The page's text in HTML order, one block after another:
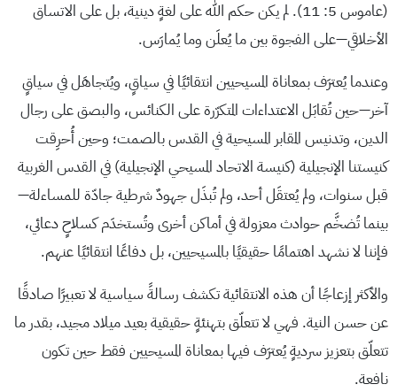
(عاموس 5: 11). لم يكن حكم الله على لغةٍ دينية، بل على الاتساق
الأخلاقي—على الفجوة بين ما يُعلَن وما يُمارَس.
وعندما يُعترَف بمعاناة المسيحيين انتقائيًا في سياقٍ، ويُتجاهَل في سياقٍ
آخر—حين تُقابَل الاعتداءات المتكرّرة على الكنائس، والبصق على رجال
الدين، وتدنيس المقابر المسيحية في القدس بالصمت؛ وحين أُحرِقت
كنيستنا الإنجيلية (كنيسة الاتحاد المسيحي الإنجيلية) في القدس الغربية
قبل سنوات، ولم يُعتقَل أحد، ولم تُبذَل جهودٌ شرطية جادّة للمساءلة—
بينما تُضخَّم حوادث معزولة في أماكن أخرى وتُستخدَم كسلاحٍ دعائي،
فإننا لا نشهد اهتمامًا حقيقيًا بالمسيحيين، بل دفاعًا انتقائيًا عنهم.
والأكثر إزعاجًا أن هذه الانتقائية تكشف رسالةً سياسية لا تعبيرًا صادقًا
عن حسن النية. فهي لا تتعلّق بتهنئةٍ حقيقية بعيد ميلاد مجيد، بقدر ما
تتعلّق بتعزيز سرديةٍ يُعترَف فيها بمعاناة المسيحيين فقط حين تكون
نافعة.